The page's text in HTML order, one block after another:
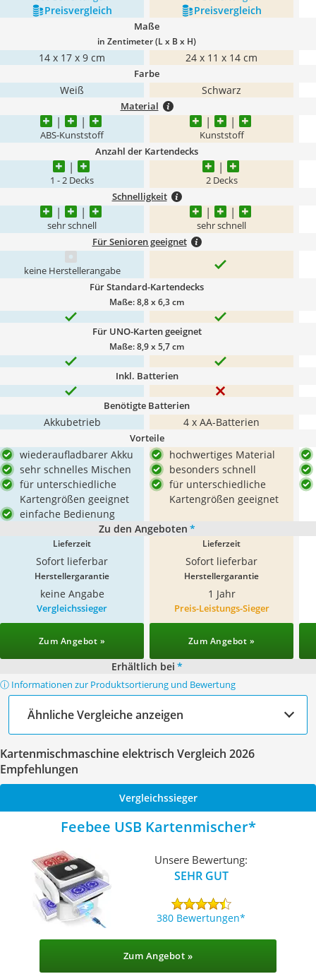
Preis­vergleich Preis­vergleich
Maße
in Zentimeter (L x B x H)
‎14 x 17 x 9 cm 24 x 11 x 14 cm
Farbe
Weiß Schwarz
Material
ABS-Kunststoff Kunststoff
Anzahl der Kartendecks
1 - 2 Decks 2 Decks
Schnelligkeit
sehr schnell sehr schnell
Für Senioren geeignet
keine Herstellerangabe
Für Standard-Kartendecks
Maße: 8,8 x 6,3 cm
Für UNO-Karten geeignet
Maße: 8,9 x 5,7 cm
Inkl. Batterien
Benötigte Batterien
Akkubetrieb 4 x AA-Batterien
Vorteile
wiederaufladbarer Akku
sehr schnelles Mischen
für unterschiedliche
Kartengrößen geeignet
einfache Bedienung
hochwertiges Material
besonders schnell
für unterschiedliche
Kartengrößen geeignet
Zu den Angeboten *
Lieferzeit
Sofort lieferbar
Lieferzeit
Sofort lieferbar
Herstellergarantie
keine Angabe
Herstellergarantie
1 Jahr
Vergleichssieger
Zum Angebot »
Preis-Leistungs-Sieger
Zum Angebot »
Erhältlich bei *
ⓘ Informationen zur Produktsortierung und Bewertung
Ähnliche Vergleiche anzeigen
Kartenmischmaschine elektrisch Vergleich 2026
Empfehlungen
Vergleichssieger
Feebee USB Kartenmischer
Unsere Bewertung:
SEHR GUT
380 Bewertungen
Zum Angebot »